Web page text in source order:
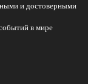
и достоверными
в мире